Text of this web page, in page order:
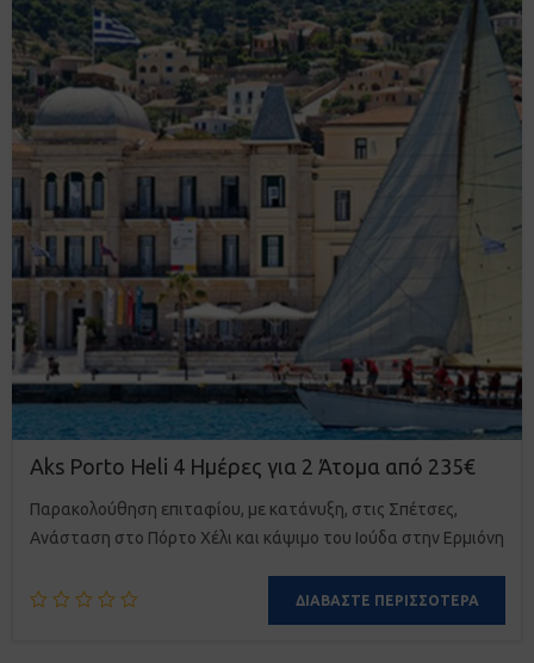
Aks Porto Heli 4 Ημέρες για 2 Άτομα από 235€
Παρακολούθηση επιταφίου, με κατάνυξη, στις Σπέτσες,
Ανάσταση στο Πόρτο Χέλι και κάψιμο του Ιούδα στην Ερμιόνη
ΔΙΑΒΆΣΤΕ ΠΕΡΙΣΣΌΤΕΡΑ